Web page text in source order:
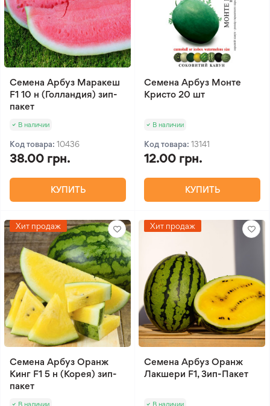
Семена Арбуз Маракеш
F1 10 н (Голландия) зип-
пакет
В наличии
Код товара: 10436
38.00 грн.
КУПИТЬ
Семена Арбуз Монте
Кристо 20 шт
В наличии
Код товара: 13141
12.00 грн.
КУПИТЬ
Хит продаж
Семена Арбуз Оранж
Кинг F1 5 н (Корея) зип-
пакет
Хит продаж
Семена Арбуз Оранж
Лакшери F1, Зип-Пакет